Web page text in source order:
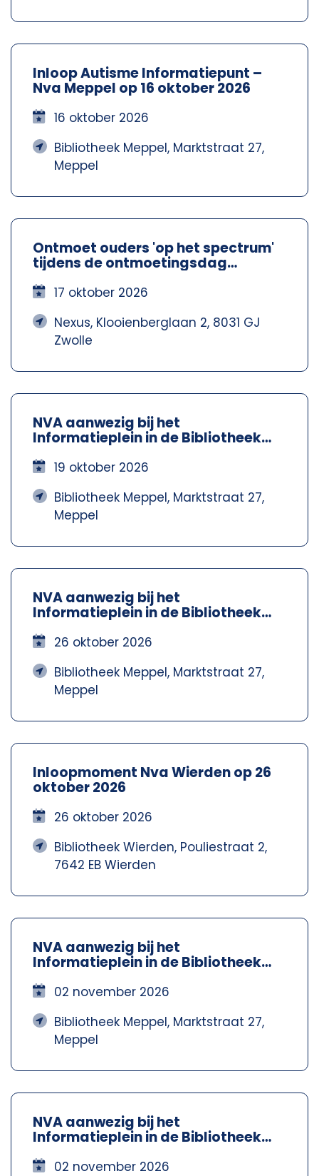
Inloop Autisme Informatiepunt –
Nva Meppel op 16 oktober 2026
16 oktober 2026
Bibliotheek Meppel, Marktstraat 27,
Meppel
Ontmoet ouders 'op het spectrum'
tijdens de ontmoetingsdag
17 oktober 2026
Nexus, Klooienberglaan 2, 8031 GJ
Zwolle
NVA aanwezig bij het
Informatieplein in de Bibliotheek
Meppel
19 oktober 2026
Bibliotheek Meppel, Marktstraat 27,
Meppel
NVA aanwezig bij het
Informatieplein in de Bibliotheek
Meppel
26 oktober 2026
Bibliotheek Meppel, Marktstraat 27,
Meppel
Inloopmoment Nva Wierden op 26
oktober 2026
26 oktober 2026
Bibliotheek Wierden, Pouliestraat 2,
7642 EB Wierden
NVA aanwezig bij het
Informatieplein in de Bibliotheek
Meppel
02 november 2026
Bibliotheek Meppel, Marktstraat 27,
Meppel
NVA aanwezig bij het
Informatieplein in de Bibliotheek
Meppel
02 november 2026